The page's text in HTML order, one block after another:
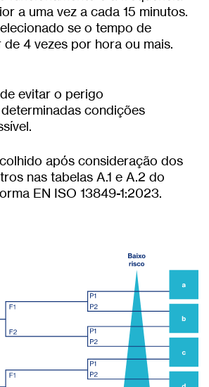
a uma vez a cada 15 minutos.
se o tempo de
4 vezes por hora ou mais.
evitar o perigo
condições
após consideração dos
nas tabelas A.1 e A.2 do
EN ISO 13849-1:2023.